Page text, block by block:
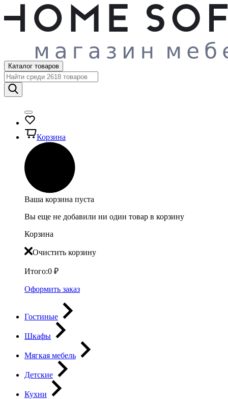
Каталог товаров
Корзина
Ваша корзина пуста
Вы еще не добавили ни один товар в корзину
Корзина
Очистить корзину
Итого:0 ₽
Оформить заказ
Гостиные
Шкафы
Мягкая мебель
Детские
Кухни